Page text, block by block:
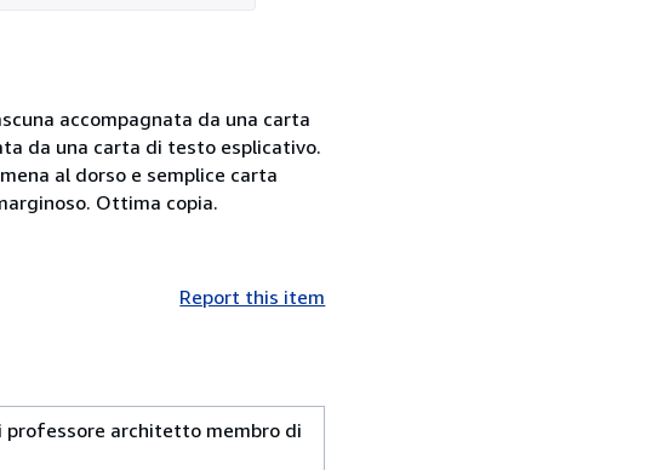
accompagnata da una carta
da una carta di testo esplicativo.
al dorso e semplice carta
Ottima copia.
Report this item
professore architetto membro di